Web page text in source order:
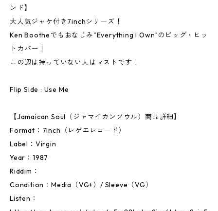
ンド】
大人気ジャケ付き7inchシリーズ！
Ken Bootheでもおなじみ"Everything I Own"のビッグ・ヒッ
トカバー！
この辺は持っていない人はマストです！
Flip Side : Use Me
【Jamaican Soul（ジャマイカンソウル）商品詳細】
Format：7Inch（レゲエレコード）
Label：Virgin
Year：1987
Riddim：
Condition：Media（VG+）/ Sleeve（VG）
Listen：